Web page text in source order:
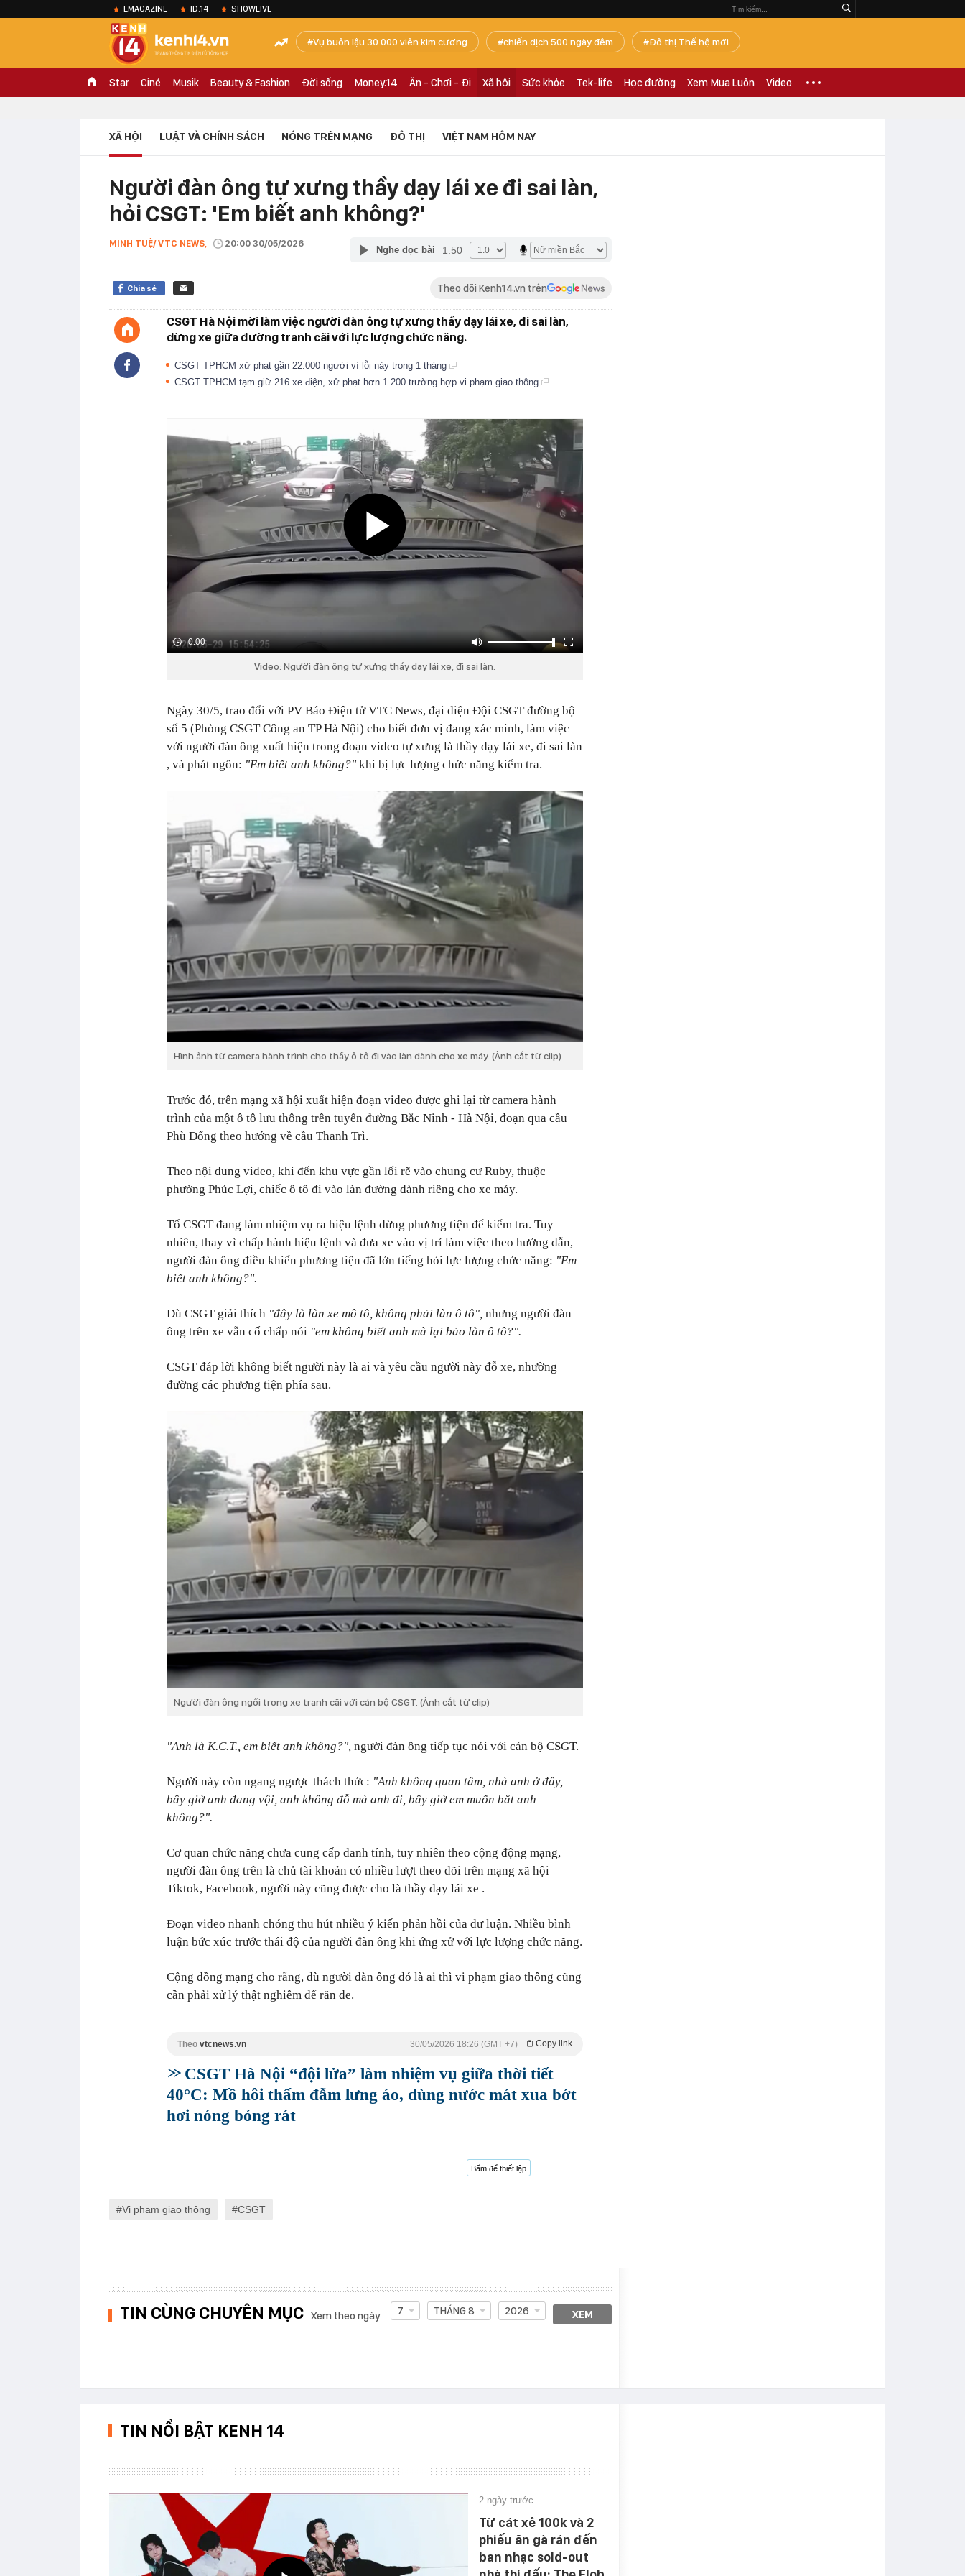
EMAGAZINE ID.14 SHOWLIVE
Vụ buôn lậu 30.000 viên kim cương chiến dịch 500 ngày đêm Đô thị Thế hệ mới
Star Ciné Musik Beauty & Fashion Đời sống Money.14 Ăn - Chơi - Đi Xã hội Sức khỏe Tek-life Học đường Xem Mua Luôn Video
XÃ HỘI LUẬT VÀ CHÍNH SÁCH NÓNG TRÊN MẠNG ĐÔ THỊ VIỆT NAM HÔM NAY
Người đàn ông tự xưng thầy dạy lái xe đi sai làn,
hỏi CSGT: 'Em biết anh không?'
MINH TUỆ/ VTC NEWS, 20:00 30/05/2026
Nghe đọc bài 1:50
Chia sẻ Theo dõi Kenh14.vn trên
CSGT Hà Nội mời làm việc người đàn ông tự xưng thầy dạy lái xe, đi sai làn,
dừng xe giữa đường tranh cãi với lực lượng chức năng.
CSGT TPHCM xử phạt gần 22.000 người vì lỗi này trong 1 tháng
CSGT TPHCM tạm giữ 216 xe điện, xử phạt hơn 1.200 trường hợp vi phạm giao thông
0:00
Video: Người đàn ông tự xưng thầy dạy lái xe, đi sai làn.
Ngày 30/5, trao đổi với PV Báo Điện tử VTC News, đại diện Đội CSGT đường bộ
số 5 (Phòng CSGT Công an TP Hà Nội) cho biết đơn vị đang xác minh, làm việc
với người đàn ông xuất hiện trong đoạn video tự xưng là thầy dạy lái xe, đi sai làn
, và phát ngôn: "Em biết anh không?" khi bị lực lượng chức năng kiểm tra.
Hình ảnh từ camera hành trình cho thấy ô tô đi vào làn dành cho xe máy. (Ảnh cắt từ clip)
Trước đó, trên mạng xã hội xuất hiện đoạn video được ghi lại từ camera hành
trình của một ô tô lưu thông trên tuyến đường Bắc Ninh - Hà Nội, đoạn qua cầu
Phù Đổng theo hướng về cầu Thanh Trì.
Theo nội dung video, khi đến khu vực gần lối rẽ vào chung cư Ruby, thuộc
phường Phúc Lợi, chiếc ô tô đi vào làn đường dành riêng cho xe máy.
Tổ CSGT đang làm nhiệm vụ ra hiệu lệnh dừng phương tiện để kiểm tra. Tuy
nhiên, thay vì chấp hành hiệu lệnh và đưa xe vào vị trí làm việc theo hướng dẫn,
người đàn ông điều khiển phương tiện đã lớn tiếng hỏi lực lượng chức năng: "Em
biết anh không?".
Dù CSGT giải thích "đây là làn xe mô tô, không phải làn ô tô", nhưng người đàn
ông trên xe vẫn cố chấp nói "em không biết anh mà lại bảo làn ô tô?".
CSGT đáp lời không biết người này là ai và yêu cầu người này đỗ xe, nhường
đường các phương tiện phía sau.
Người đàn ông ngồi trong xe tranh cãi với cán bộ CSGT. (Ảnh cắt từ clip)
"Anh là K.C.T., em biết anh không?", người đàn ông tiếp tục nói với cán bộ CSGT.
Người này còn ngang ngược thách thức: "Anh không quan tâm, nhà anh ở đây,
bây giờ anh đang vội, anh không đỗ mà anh đi, bây giờ em muốn bắt anh
không?".
Cơ quan chức năng chưa cung cấp danh tính, tuy nhiên theo cộng động mạng,
người đàn ông trên là chủ tài khoản có nhiều lượt theo dõi trên mạng xã hội
Tiktok, Facebook, người này cũng được cho là thầy dạy lái xe .
Đoạn video nhanh chóng thu hút nhiều ý kiến phản hồi của dư luận. Nhiều bình
luận bức xúc trước thái độ của người đàn ông khi ứng xử với lực lượng chức năng.
Cộng đồng mạng cho rằng, dù người đàn ông đó là ai thì vi phạm giao thông cũng
cần phải xử lý thật nghiêm để răn đe.
Theo vtcnews.vn Copy link
30/05/2026 18:26 (GMT +7)
CSGT Hà Nội “đội lửa” làm nhiệm vụ giữa thời tiết
40°C: Mồ hôi thấm đẫm lưng áo, dùng nước mát xua bớt
hơi nóng bỏng rát
Bấm để thiết lập
Vi phạm giao thông CSGT
TIN CÙNG CHUYÊN MỤC Xem theo ngày 7 THÁNG 8 2026 XEM
TIN NỔI BẬT KENH 14
2 ngày trước
Từ cát xê 100k và 2
phiếu ăn gà rán đến
ban nhạc sold-out